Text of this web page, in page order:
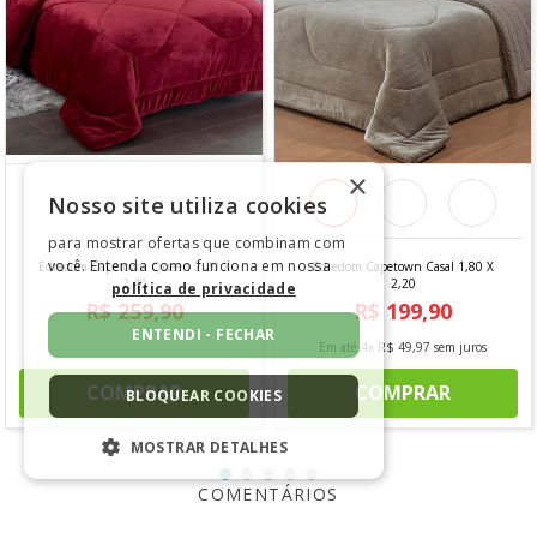
Edredom Capetown Queen 2,20 X
2,40
R$ 259,90
COMPRAR
Edredom Capetown Casal 1,80 X
2,20
R$ 199,90
Em até4x R$ 49,97 sem juros
COMPRAR
COMENTÁRIOS
×
Nosso site utiliza cookies
para mostrar ofertas que combinam com
você. Entenda como funciona em nossa
política de privacidade
ENTENDI - FECHAR
BLOQUEAR COOKIES
MOSTRAR DETALHES
ESTRITAMENTE NECESSÁRIOS